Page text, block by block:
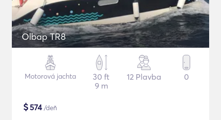
Olbap TR8
Motorová jachta
30 ft
9 m
12 Plavba 0
$574/deň